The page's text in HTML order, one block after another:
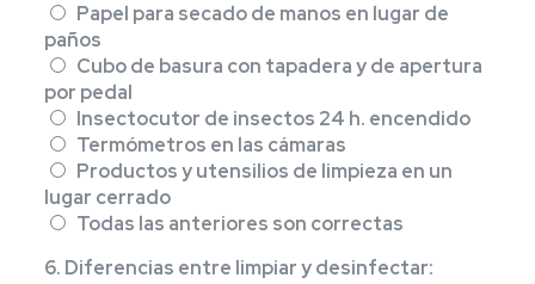
Papel para secado de manos en lugar de
paños
Cubo de basura con tapadera y de apertura
por pedal
Insectocutor de insectos 24 h. encendido
Termómetros en las cámaras
Productos y utensilios de limpieza en un
lugar cerrado
Todas las anteriores son correctas
6. Diferencias entre limpiar y desinfectar: